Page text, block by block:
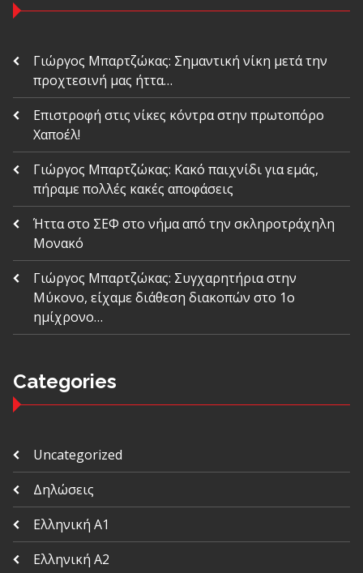
Γιώργος Μπαρτζώκας: Σημαντική νίκη μετά την
προχτεσινή μας ήττα…
Επιστροφή στις νίκες κόντρα στην πρωτοπόρο
Χαποέλ!
Γιώργος Μπαρτζώκας: Κακό παιχνίδι για εμάς,
πήραμε πολλές κακές αποφάσεις
Ήττα στο ΣΕΦ στο νήμα από την σκληροτράχηλη
Μονακό
Γιώργος Μπαρτζώκας: Συγχαρητήρια στην
Μύκονο, είχαμε διάθεση διακοπών στο 1ο
ημίχρονο…
Categories
Uncategorized
Δηλώσεις
Ελληνική Α1
Ελληνική Α2